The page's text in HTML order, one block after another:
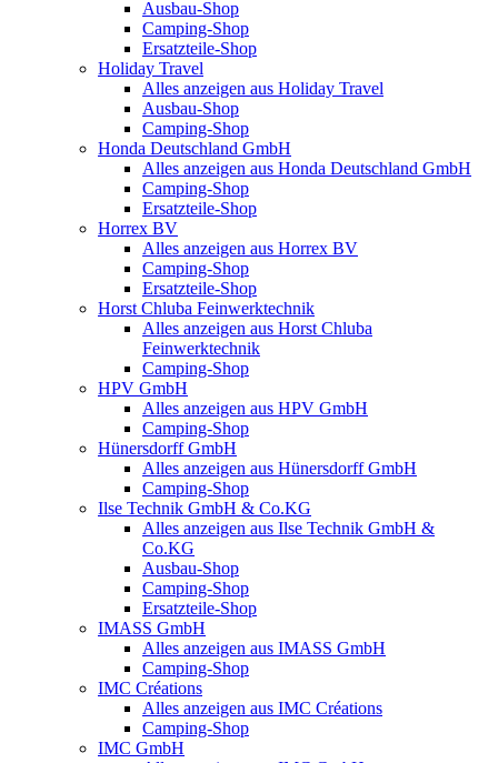
Ausbau-Shop
Camping-Shop
Ersatzteile-Shop
Holiday Travel
Alles anzeigen aus Holiday Travel
Ausbau-Shop
Camping-Shop
Honda Deutschland GmbH
Alles anzeigen aus Honda Deutschland GmbH
Camping-Shop
Ersatzteile-Shop
Horrex BV
Alles anzeigen aus Horrex BV
Camping-Shop
Ersatzteile-Shop
Horst Chluba Feinwerktechnik
Alles anzeigen aus Horst Chluba
Feinwerktechnik
Camping-Shop
HPV GmbH
Alles anzeigen aus HPV GmbH
Camping-Shop
Hünersdorff GmbH
Alles anzeigen aus Hünersdorff GmbH
Camping-Shop
Ilse Technik GmbH & Co.KG
Alles anzeigen aus Ilse Technik GmbH &
Co.KG
Ausbau-Shop
Camping-Shop
Ersatzteile-Shop
IMASS GmbH
Alles anzeigen aus IMASS GmbH
Camping-Shop
IMC Créations
Alles anzeigen aus IMC Créations
Camping-Shop
IMC GmbH